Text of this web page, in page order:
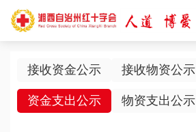
接收资金公示 接收物资公示
资金支出公示 物资支出公示